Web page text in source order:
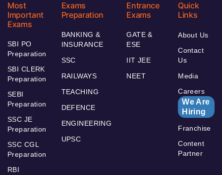
Most
Important
Exams
SBI PO
Preparation
SBI CLERK
Preparation
SEBI
Preparation
SSC JE
Preparation
SSC CGL
Preparation
RBI
Exams
Preparation
BANKING &
INSURANCE
SSC
RAILWAYS
TEACHING
DEFENCE
ENGINEERING
UPSC
Entrance
Exams
GATE &
ESE
IIT JEE
NEET
Quick
Links
About Us
Contact
Us
Media
Careers
We Are
Hiring
Franchise
Content
Partner